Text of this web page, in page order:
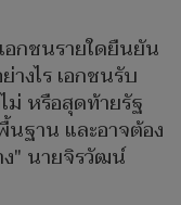
กชนรายใดยืนยัน
งไร เอกชนรับ
ม่ หรือสุดท้ายรัฐ
นฐาน และอาจต้อง
" นายจิรวัฒน์